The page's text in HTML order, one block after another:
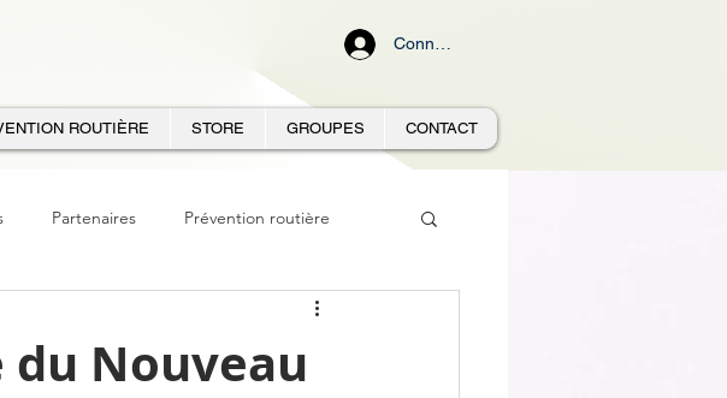
Connexion
ROUTIÈRE STORE GROUPES CONTACT
Partenaires Prévention routière
Nouveau